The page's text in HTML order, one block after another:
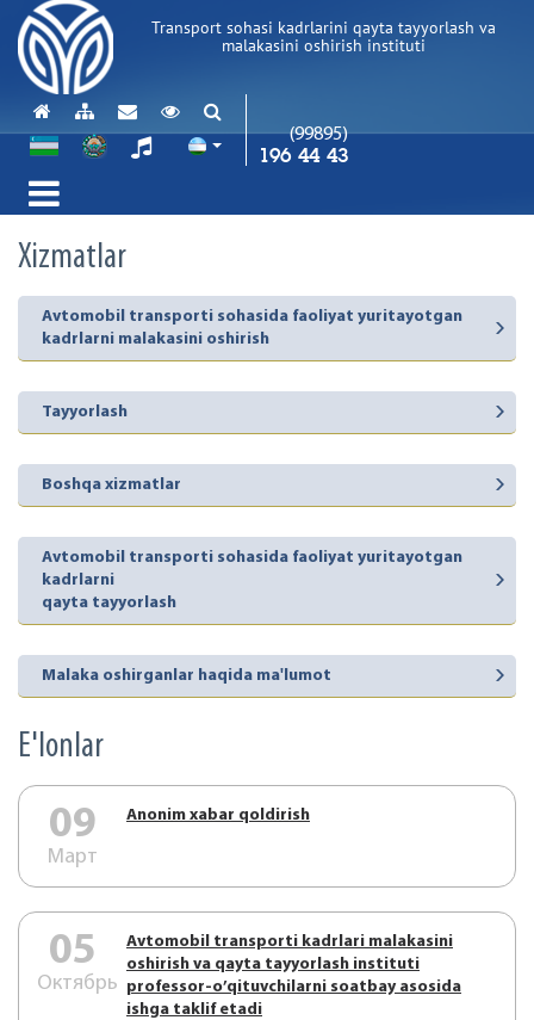
Transport sohasi kadrlarini qayta tayyorlash va
malakasini oshirish instituti
(99895)
196 44 43
Xizmatlar
Avtomobil transporti sohasida faoliyat yuritayotgan
kadrlarni malakasini oshirish
Tayyorlash
Boshqa xizmatlar
Avtomobil transporti sohasida faoliyat yuritayotgan
kadrlarni
qayta tayyorlash
Malaka oshirganlar haqida ma'lumot
E'lonlar
09
Март
Аnonim xabar qoldirish
05
Октябрь
Аvtоmоbil trаnspоrti kаdrlаri mаlаkаsini
оshirish vа qаytа tаyyorlаsh instituti
prоfеssоr-o’qituvchilаrni sоаtbаy аsоsidа
ishgа tаklif etаdi